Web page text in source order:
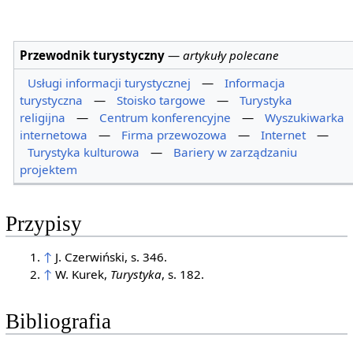
Przewodnik turystyczny —artykuły polecane
Usługi informacji turystycznej
—
Informacja
turystyczna
— Stoisko targowe —
Turystyka
religijna
— Centrum konferencyjne —
Wyszukiwarka
internetowa
— Firma przewozowa — Internet
—
Turystyka kulturowa
—
Bariery w zarządzaniu
projektem
Przypisy
↑ J. Czerwiński, s. 346.
↑ W. Kurek, Turystyka, s. 182.
Bibliografia